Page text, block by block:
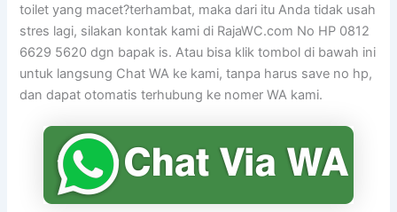
toilet yang macet?terhambat, maka dari itu Anda tidak usah
stres lagi, silakan kontak kami di RajaWC.com No HP 0812
6629 5620 dgn bapak is. Atau bisa klik tombol di bawah ini
untuk langsung Chat WA ke kami, tanpa harus save no hp,
dan dapat otomatis terhubung ke nomer WA kami.